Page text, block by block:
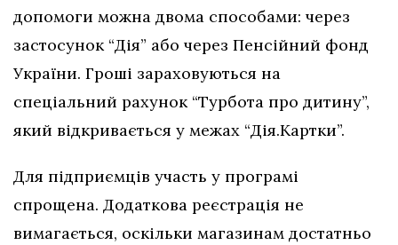
допомоги можна двома способами: через
застосунок “Дія” або через Пенсійний фонд
України. Гроші зараховуються на
спеціальний рахунок “Турбота про дитину”,
який відкривається у межах “Дія.Картки”.
Для підприємців участь у програмі
спрощена. Додаткова реєстрація не
вимагається, оскільки магазинам достатньо